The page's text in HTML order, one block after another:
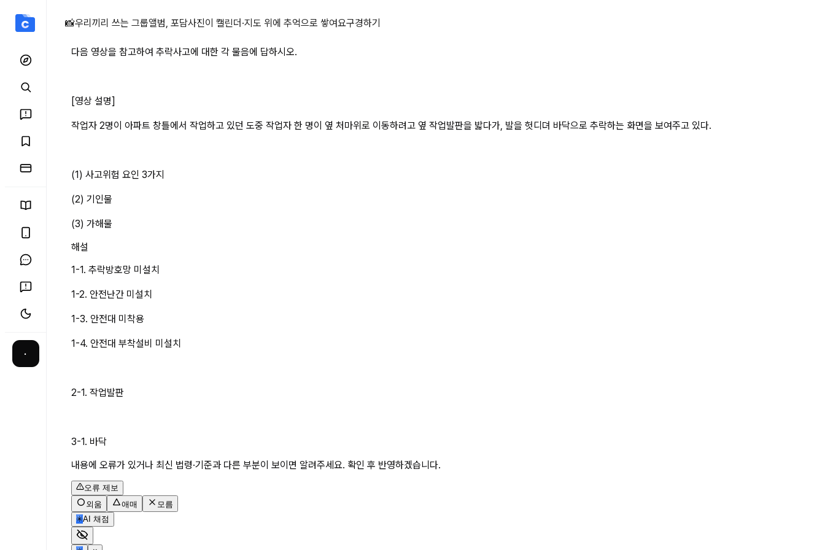
·
다음 영상을 참고하여 추락사고에 대한 각 물음에 답하시오. 상세 페이지
📸우리끼리 쓰는 그룹앨범, 포담사진이 캘린더·지도 위에 추억으로 쌓여요구경하기
다음 영상을 참고하여 추락사고에 대한 각 물음에 답하시오.
[영상 설명]
작업자 2명이 아파트 창틀에서 작업하고 있던 도중 작업자 한 명이 옆 처마위로 이동하려고 옆 작업발판을 밟다가, 발을 헛디뎌 바닥으로 추락하는 화면을 보여주고 있다.
(1) 사고위험 요인 3가지
(2) 기인물
(3) 가해물
해설
1-1. 추락방호망 미설치
1-2. 안전난간 미설치
1-3. 안전대 미착용
1-4. 안전대 부착설비 미설치
2-1. 작업발판
3-1. 바닥
내용에 오류가 있거나 최신 법령·기준과 다른 부분이 보이면 알려주세요. 확인 후 반영하겠습니다.
오류 제보
외움
애매
모름
✳AI 채점